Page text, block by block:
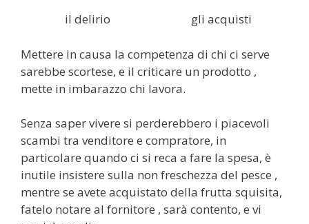
il delirio gli acquisti
Mettere in causa la competenza di chi ci serve
sarebbe scortese, e il criticare un prodotto ,
mette in imbarazzo chi lavora.
Senza saper vivere si perderebbero i piacevoli
scambi tra venditore e compratore, in
particolare quando ci si reca a fare la spesa, è
inutile insistere sulla non freschezza del pesce ,
mentre se avete acquistato della frutta squisita,
fatelo notare al fornitore , sarà contento, e vi